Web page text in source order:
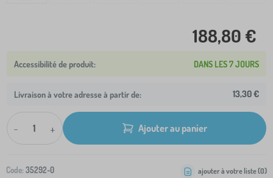
188,80 €
DANS LES 7 JOURS
Livraison à votre adresse à partir de: 13,30 €
- + Ajouter au panier
Code: 35292-0 ajouter à votre liste (0)